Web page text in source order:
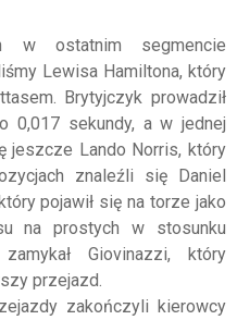
w ostatnim segmencie
Lewisa Hamiltona, który
Brytyjczyk prowadził
0,017 sekundy, a w jednej
jeszcze Lando Norris, który
znaleźli się Daniel
pojawił się na torze jako
na prostych w stosunku
Giovinazzi, który
przejazd.
zakończyli kierowcy